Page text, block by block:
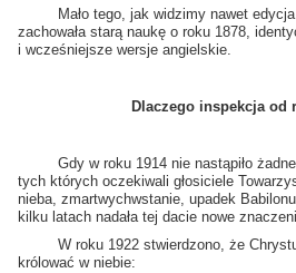
Mało tego, jak widzimy nawet edycja
zachowała starą naukę o roku 1878,
i wcześniejsze wersje angielskie.
Dlaczego inspekcja od
Gdy w roku 1914 nie nastąpiło żadne
tych których oczekiwali głosiciele
nieba, zmartwychwstanie, upadek
kilku latach nadała tej dacie nowe
W roku 1922 stwierdzono, że
królować w niebie: